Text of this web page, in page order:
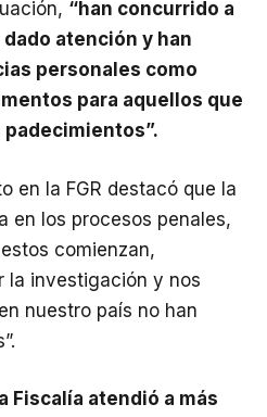
“han concurrido a
dado atención y han
personales como
para aquellos que
en la FGR destacó que la
en los procesos penales,
comienzan,
la investigación y nos
nuestro país no han
la Fiscalía atendió a más